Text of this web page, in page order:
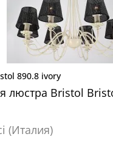
890.8 ivory
люстра Bristol
(Италия)